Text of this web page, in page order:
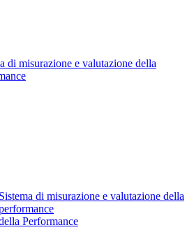
di misurazione e valutazione della
Sistema di misurazione e valutazione della
Performance